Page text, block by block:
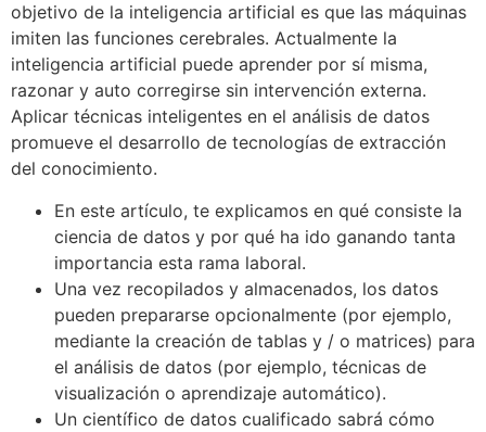
objetivo de la inteligencia artificial es que las máquinas
imiten las funciones cerebrales. Actualmente la
inteligencia artificial puede aprender por sí misma,
razonar y auto corregirse sin intervención externa.
Aplicar técnicas inteligentes en el análisis de datos
promueve el desarrollo de tecnologías de extracción
del conocimiento.
En este artículo, te explicamos en qué consiste la
ciencia de datos y por qué ha ido ganando tanta
importancia esta rama laboral.
Una vez recopilados y almacenados, los datos
pueden prepararse opcionalmente (por ejemplo,
mediante la creación de tablas y / o matrices) para
el análisis de datos (por ejemplo, técnicas de
visualización o aprendizaje automático).
Un científico de datos cualificado sabrá cómo